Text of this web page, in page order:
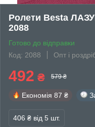
Ролети Besta
2088
Готово до відправки
Код: 2088
Опт і
492 ₴ 579 ₴
Економія 87 ₴
406 ₴ від 5 шт.